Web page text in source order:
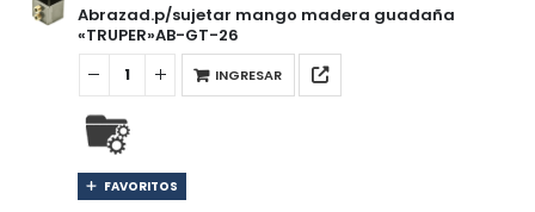
Abrazad.p/sujetar mango madera guadaña
«TRUPER»AB-GT-26
INGRESAR
FAVORITOS